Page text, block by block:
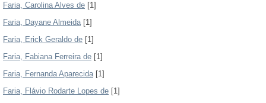
Faria, Carolina Alves de [1]
Faria, Dayane Almeida[1]
Faria, Erick Geraldo de [1]
Faria, Fabiana Ferreira de [1]
Faria, Fernanda Aparecida[1]
Faria, Flávio Rodarte Lopes de [1]